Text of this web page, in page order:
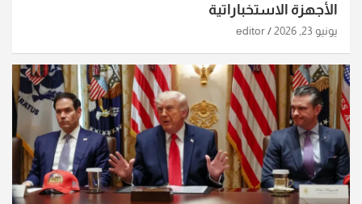
الأجهزة الاستخباراتية
يونيو 23, 2026 editor